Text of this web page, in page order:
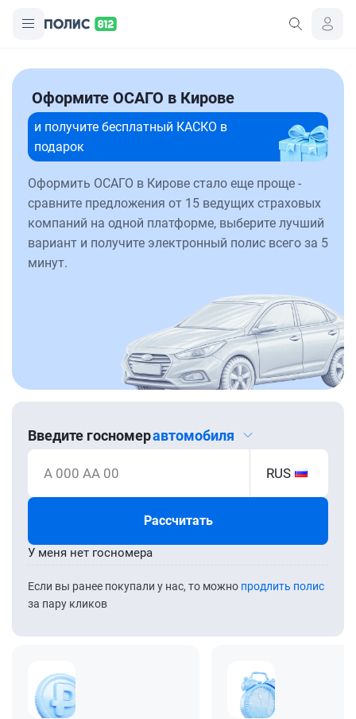
Оформите ОСАГО в Кирове
и получите бесплатный КАСКО в
подарок
Оформить ОСАГО в Кирове стало еще проще -
сравните предложения от 15 ведущих страховых
компаний на одной платформе, выберите лучший
вариант и получите электронный полис всего за 5
минут.
Введите госномеравтомобиля
А 000 АА 00 RUS
Рассчитать
Если вы ранее покупали у нас, то можно продлить полис
за пару кликов
У меня нет госномера